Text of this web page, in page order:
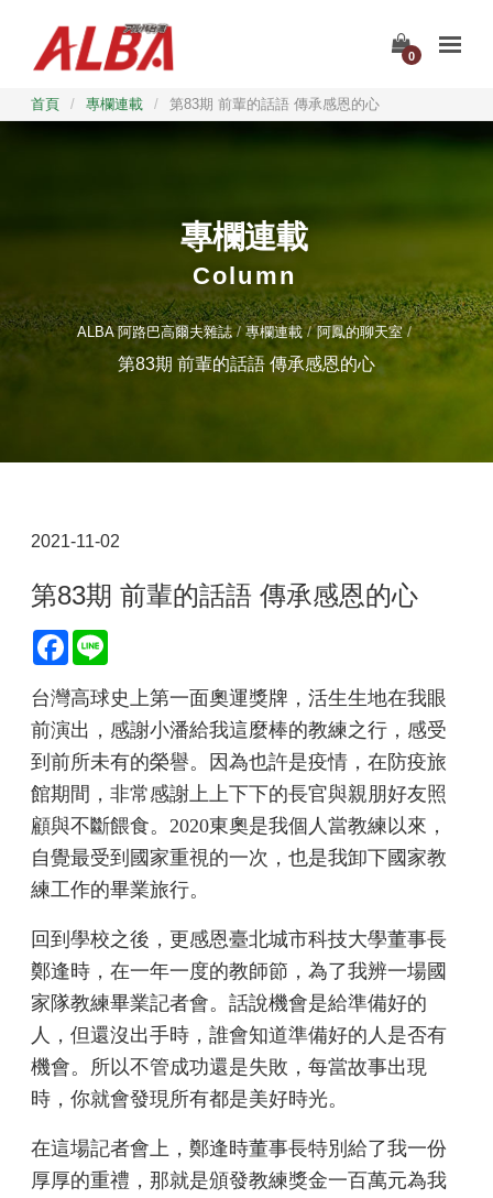
0
首頁 / 專欄連載 / 第83期 前輩的話語 傳承感恩的心
專欄連載
Column
ALBA 阿路巴高爾夫雜誌 專欄連載 阿鳳的聊天室
第83期 前輩的話語 傳承感恩的心
2021-11-02
第83期 前輩的話語 傳承感恩的心
Facebook
台灣高球史上第一面奧運獎牌，活生生地在我眼
前演出，感謝小潘給我這麼棒的教練之行，感受
到前所未有的榮譽。因為也許是疫情，在防疫旅
館期間，非常感謝上上下下的長官與親朋好友照
顧與不斷餵食。2020東奧是我個人當教練以來，
自覺最受到國家重視的一次，也是我卸下國家教
練工作的畢業旅行。
回到學校之後，更感恩臺北城市科技大學董事長
鄭逢時，在一年一度的教師節，為了我辨一場國
家隊教練畢業記者會。話說機會是給準備好的
人，但還沒出手時，誰會知道準備好的人是否有
機會。所以不管成功還是失敗，每當故事出現
時，你就會發現所有都是美好時光。
在這場記者會上，鄭逢時董事長特別給了我一份
厚厚的重禮，那就是頒發教練獎金一百萬元為我